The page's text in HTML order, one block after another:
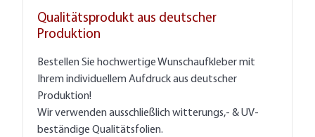
Qualitätsprodukt aus deutscher
Produktion
Bestellen Sie hochwertige Wunschaufkleber mit
Ihrem individuellem Aufdruck aus deutscher
Produktion!
Wir verwenden ausschließlich witterungs,- & UV-
beständige Qualitätsfolien.